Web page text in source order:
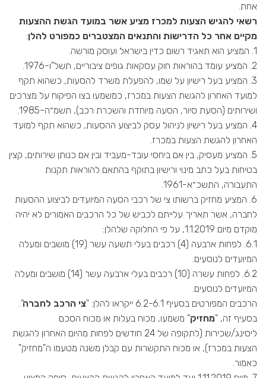
אחת.
רשאי להגיש הצעות למכרז מציע אשר במועד הגשת ההצעות
מקיים אחר כל הדרישות והתנאים המצטברים כמפורט להלן:
1. המציע הוא תאגיד רשום כדין בישראל ועוסק מורשה.
2. המציע עומד בהוראות חוק עסקאות גופים ציבוריים, תשל"ו-1976.
3. המציע בעל רישיון על שמו, להפעלת משרד להסעות, כשהוא תקף
למועד האחרון להגשת הצעות במכרז, כמשמעו בצו הפיקוח על מצרכים
ושירותים (הסעת סיור, הסעה מיוחדת והשכרת רכב), תשמ״ה-1985.
4. המציע בעל רישיון לניהול עסק לביצוע ההסעות, כשהוא תקף למועד
האחרון להגשת הצעות במכרז.
5. המציע מעסיק, בין אם ביחסי עובד-מעביד ובין אם כנותן שירותים, קצין
בטיחות בעל כתב מינוי ורישיון בתוקף בהתאם להוראות תקנות
התעבורה, התשכ״א-1961.
6. המציע מחזיק ברשותו צי של רכבי הסעה המיועדים לביצוע ההסעות
לחברה, אשר תאריך עלייתם לכביש של כל הרכבים האמורים לא יהיה
מוקדם מיום 1.1.2019, על פי החלוקה שלהלן:
6.1. לפחות ארבעה (4) רכבים בעלי תשעה עשר (19) מושבים ומעלה
המיועדים לנוסעים.
6.2. לפחות עשרה (10) רכבים בעלי ארבעה עשר (14) מושבים ומעלה
המיועדים לנוסעים.
הרכבים המפורטים בסעיף 6.2-6.1 ייקראו להלן: "
צי הרכב לחברה".
בסעיף זה, "מחזיק" משמעו, מכוח בעלות או מכוח הסכם
ליסינג/שכירות (לתקופה של 24 חודשים לפחות מהיום האחרון להגשת
הצעות במכרז), או מכוח התקשרות עם קבלן משנה מטעמו ה"מחזיק"
כאמור.